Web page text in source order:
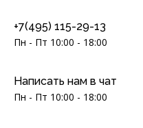
+7(495) 115-29-13
Пн - Пт 10:00 - 18:00
Написать нам в чат
Пн - Пт 10:00 - 18:00